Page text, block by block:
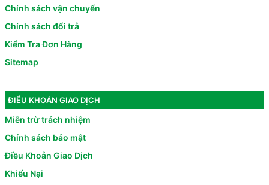
Chính sách vận chuyển
Chính sách đổi trả
Kiểm Tra Đơn Hàng
Sitemap
ĐIỀU KHOẢN GIAO DỊCH
Miễn trừ trách nhiệm
Chính sách bảo mật
Điều Khoản Giao Dịch
Khiếu Nại